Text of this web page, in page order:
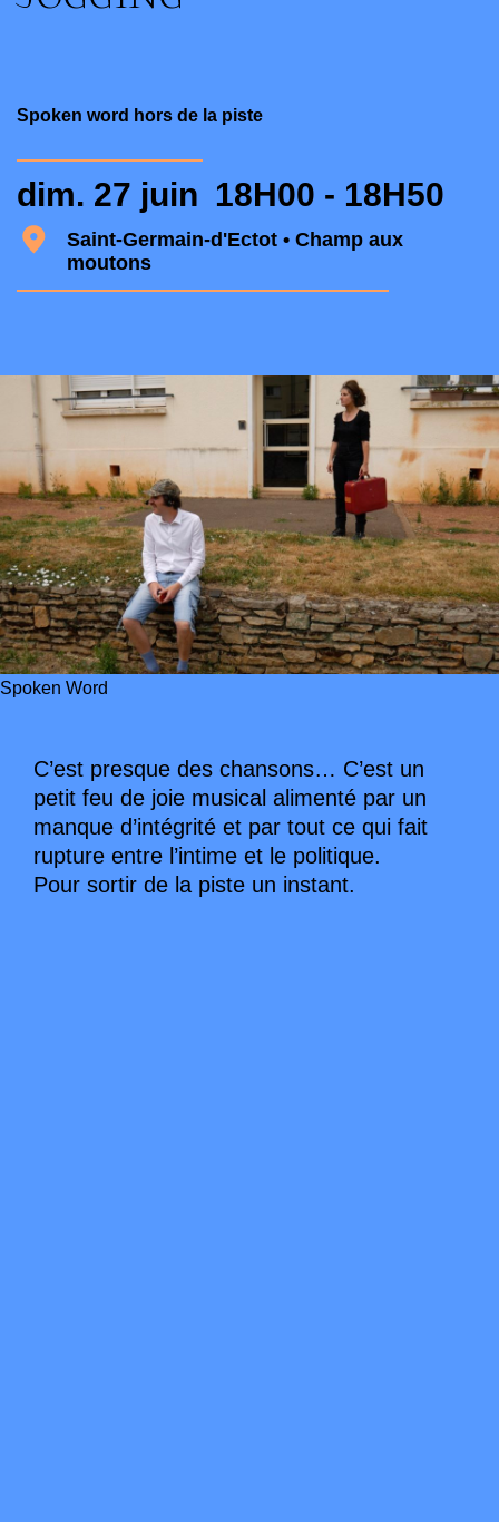
Spoken word hors de la piste
dim. 27 juin 18H00 - 18H50
Saint-Germain-d'Ectot • Champ aux
moutons
Spoken Word
C’est presque des chansons… C’est un
petit feu de joie musical alimenté par un
manque d’intégrité et par tout ce qui fait
rupture entre l’intime et le politique.
Pour sortir de la piste un instant.